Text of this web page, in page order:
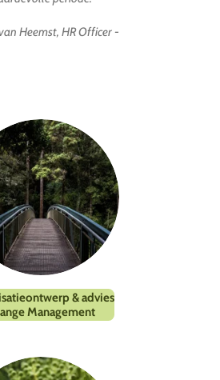
Heemst, HR Officer -
& advies
Management